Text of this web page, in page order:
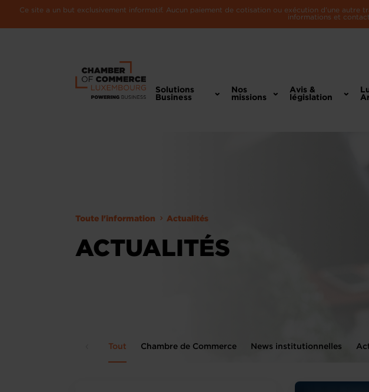
Ce site a un but exclusivement informatif. Aucun paiement de cotisation ou exécution d'une autre
informations et
Solutions
Business
Nos
missions
Avis &
législation
Toute l'information Actualités
ACTUALITÉS
Tout Chambre de Commerce News institutionnelles